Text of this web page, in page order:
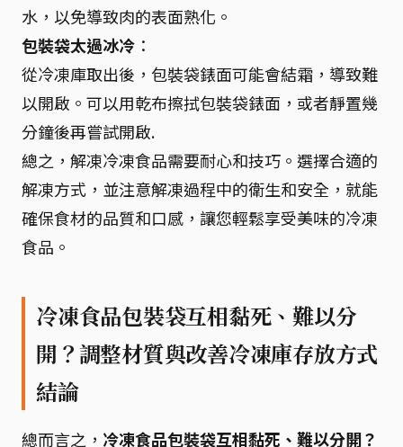
水，以免導致肉的表面熟化。
包裝袋太過冰冷 ：
從冷凍庫取出後，包裝袋錶面可能會結霜，導致難
以開啟。可以用乾布擦拭包裝袋錶面，或者靜置幾
分鐘後再嘗試開啟.
總之，解凍冷凍食品需要耐心和技巧。選擇合適的
解凍方式，並注意解凍過程中的衛生和安全，就能
確保食材的品質和口感，讓您輕鬆享受美味的冷凍
食品。
冷凍食品包裝袋互相黏死、難以分
開？調整材質與改善冷凍庫存放方式
結論
總而言之， 冷凍食品包裝袋互相黏死、難以分開？